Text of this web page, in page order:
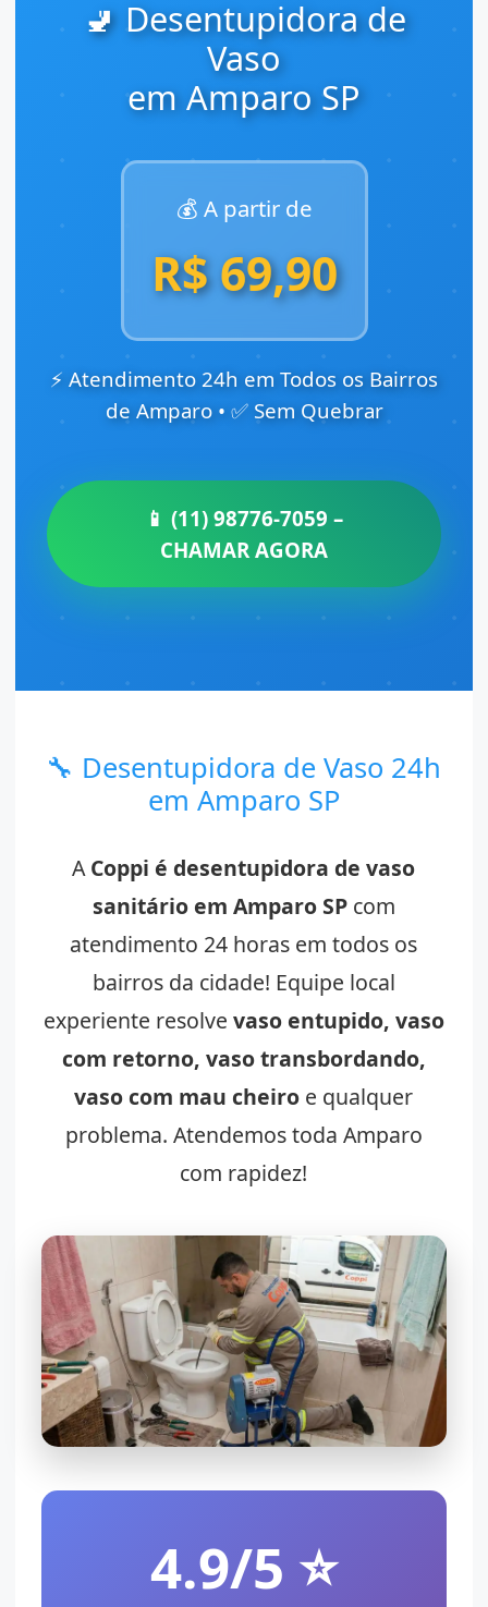
🚽 Desentupidora de
Vaso
em Amparo SP
💰 A partir de
R$ 69,90
⚡ Atendimento 24h em Todos os Bairros
de Amparo • ✅ Sem Quebrar
📱 (11) 98776-7059 –
CHAMAR AGORA
🔧 Desentupidora de Vaso 24h
em Amparo SP
ACoppi é desentupidora de vaso
sanitário em Amparo SPcom
atendimento 24 horas em todos os
bairros da cidade! Equipe local
experiente resolve vaso entupido, vaso
com retorno, vaso transbordando,
vaso com mau cheiro e qualquer
problema. Atendemos toda Amparo
com rapidez!
4.9/5 ⭐